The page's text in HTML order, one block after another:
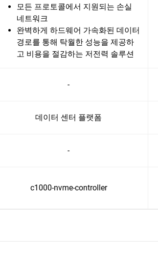
모든 프로토콜에서 지원되는 손실
네트워크
완벽하게 하드웨어 가속화된 데이터
경로를 통해 탁월한 성능을 제공하
고 비용을 절감하는 저전력 솔루션
-
데이터 센터 플랫폼
-
c1000-nvme-controller